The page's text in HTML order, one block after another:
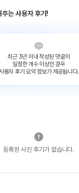
는 사용자 후기!
최근 3년 이내 작성된 댓글이
일정한 개수 이상인 경우
용자 후기 요약 정보가 제공됩니다.
등록된 사진 후기가 없습니다.